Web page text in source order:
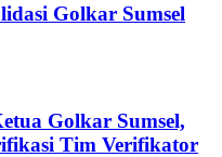
Golkar Sumsel
Golkar Sumsel,
Tim Verifikator